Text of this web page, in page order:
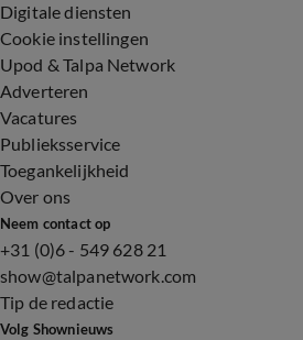
Digitale diensten
Cookie instellingen
Upod & Talpa Network
Adverteren
Vacatures
Publieksservice
Toegankelijkheid
Over ons
Neem contact op
+31 (0)6 - 549 628 21
show@talpanetwork.com
Tip de redactie
Volg Shownieuws